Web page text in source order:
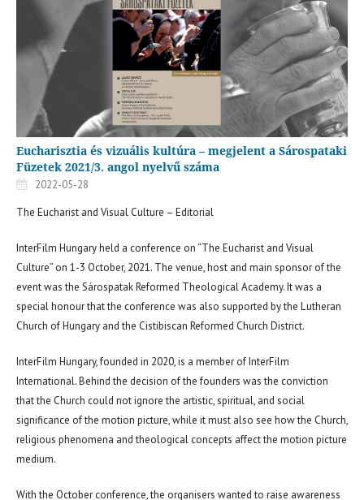
Eucharisztia és vizuális kultúra – megjelent a Sárospataki
Füzetek 2021/3. angol nyelvű száma
2022-05-28
The Eucharist and Visual Culture – Editorial
InterFilm Hungary held a conference on “The Eucharist and Visual
Culture” on 1-3 October, 2021. The venue, host and main sponsor of the
event was the Sárospatak Reformed Theological Academy. It was a
special honour that the conference was also supported by the Lutheran
Church of Hungary and the Cistibiscan Reformed Church District.
InterFilm Hungary, founded in 2020, is a member of InterFilm
International. Behind the decision of the founders was the conviction
that the Church could not ignore the artistic, spiritual, and social
significance of the motion picture, while it must also see how the Church,
religious phenomena and theological concepts affect the motion picture
medium.
With the October conference, the organisers wanted to raise awareness